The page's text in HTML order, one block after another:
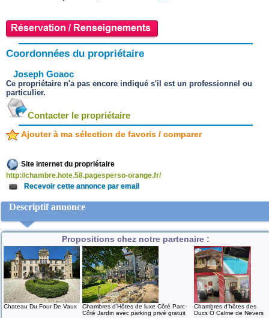
Coordonnées du propriétaire
Joseph Goaoc
Ce propriétaire n'a pas encore indiqué s'il est un professionnel ou
particulier.
Contacter le propriétaire
Ajouter à ma sélection de favoris / comparer
Site internet du propriétaire
http://chambre.hote.58.pagesperso-orange.fr/
Recevoir cette annonce par email
Descriptif annonce
Propositions chez notre partenaire :
Chateau Du Four De Vaux
Chambres d'Hôtes de luxe Côté Parc-
Côté Jardin avec parking privé gratuit
Chambres d'hôtes des
Ducs Ô Calme de Nevers